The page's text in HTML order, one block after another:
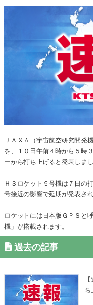
ＪＡＸＡ（宇宙航空研究開発
を、１０日午前４時から５時
ーから打ち上げると発表しまし
Ｈ３ロケット９号機は７日の
号接近の影響で延期が発表され
ロケットには日本版ＧＰＳと
機」が搭載されます。
過去の記事
ち